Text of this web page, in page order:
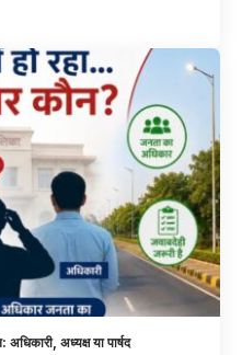
अध्यक्ष या पार्षद